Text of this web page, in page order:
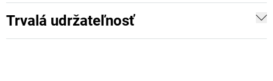
Trvalá udržateľnosť